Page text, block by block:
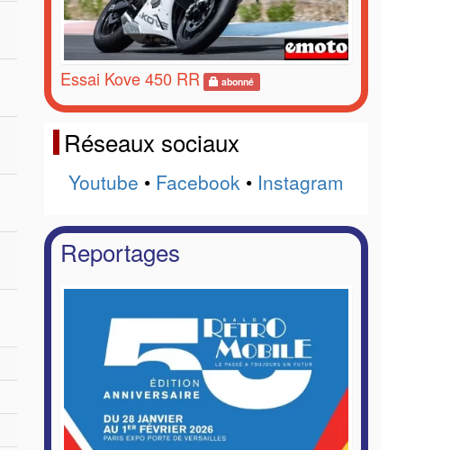
Essai Kove 450 RR abonné
Réseaux sociaux
Youtube • Facebook • Instagram
Reportages